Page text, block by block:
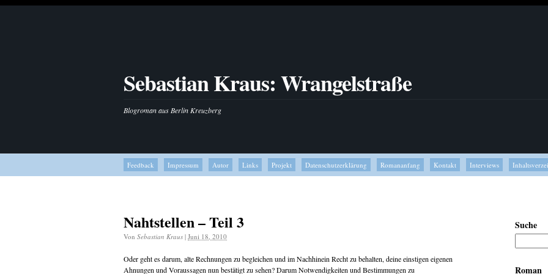
Sebastian Kraus: Wrangelstraße
Blogroman aus Berlin Kreuzberg
Feedback Impressum Autor Links Projekt Datenschutzerklärung Romananfang Kontakt Interviews
Nahtstellen – Teil 3
Von Sebastian Kraus | Juni 18, 2010
Oder geht es darum, alte Rechnungen zu begleichen und im Nachhinein Recht zu behalten, deine einstigen eigenen
Ahnungen und Voraussagen nun bestätigt zu sehen? Darum Notwendigkeiten und Bestimmungen zu
Suche
Roman